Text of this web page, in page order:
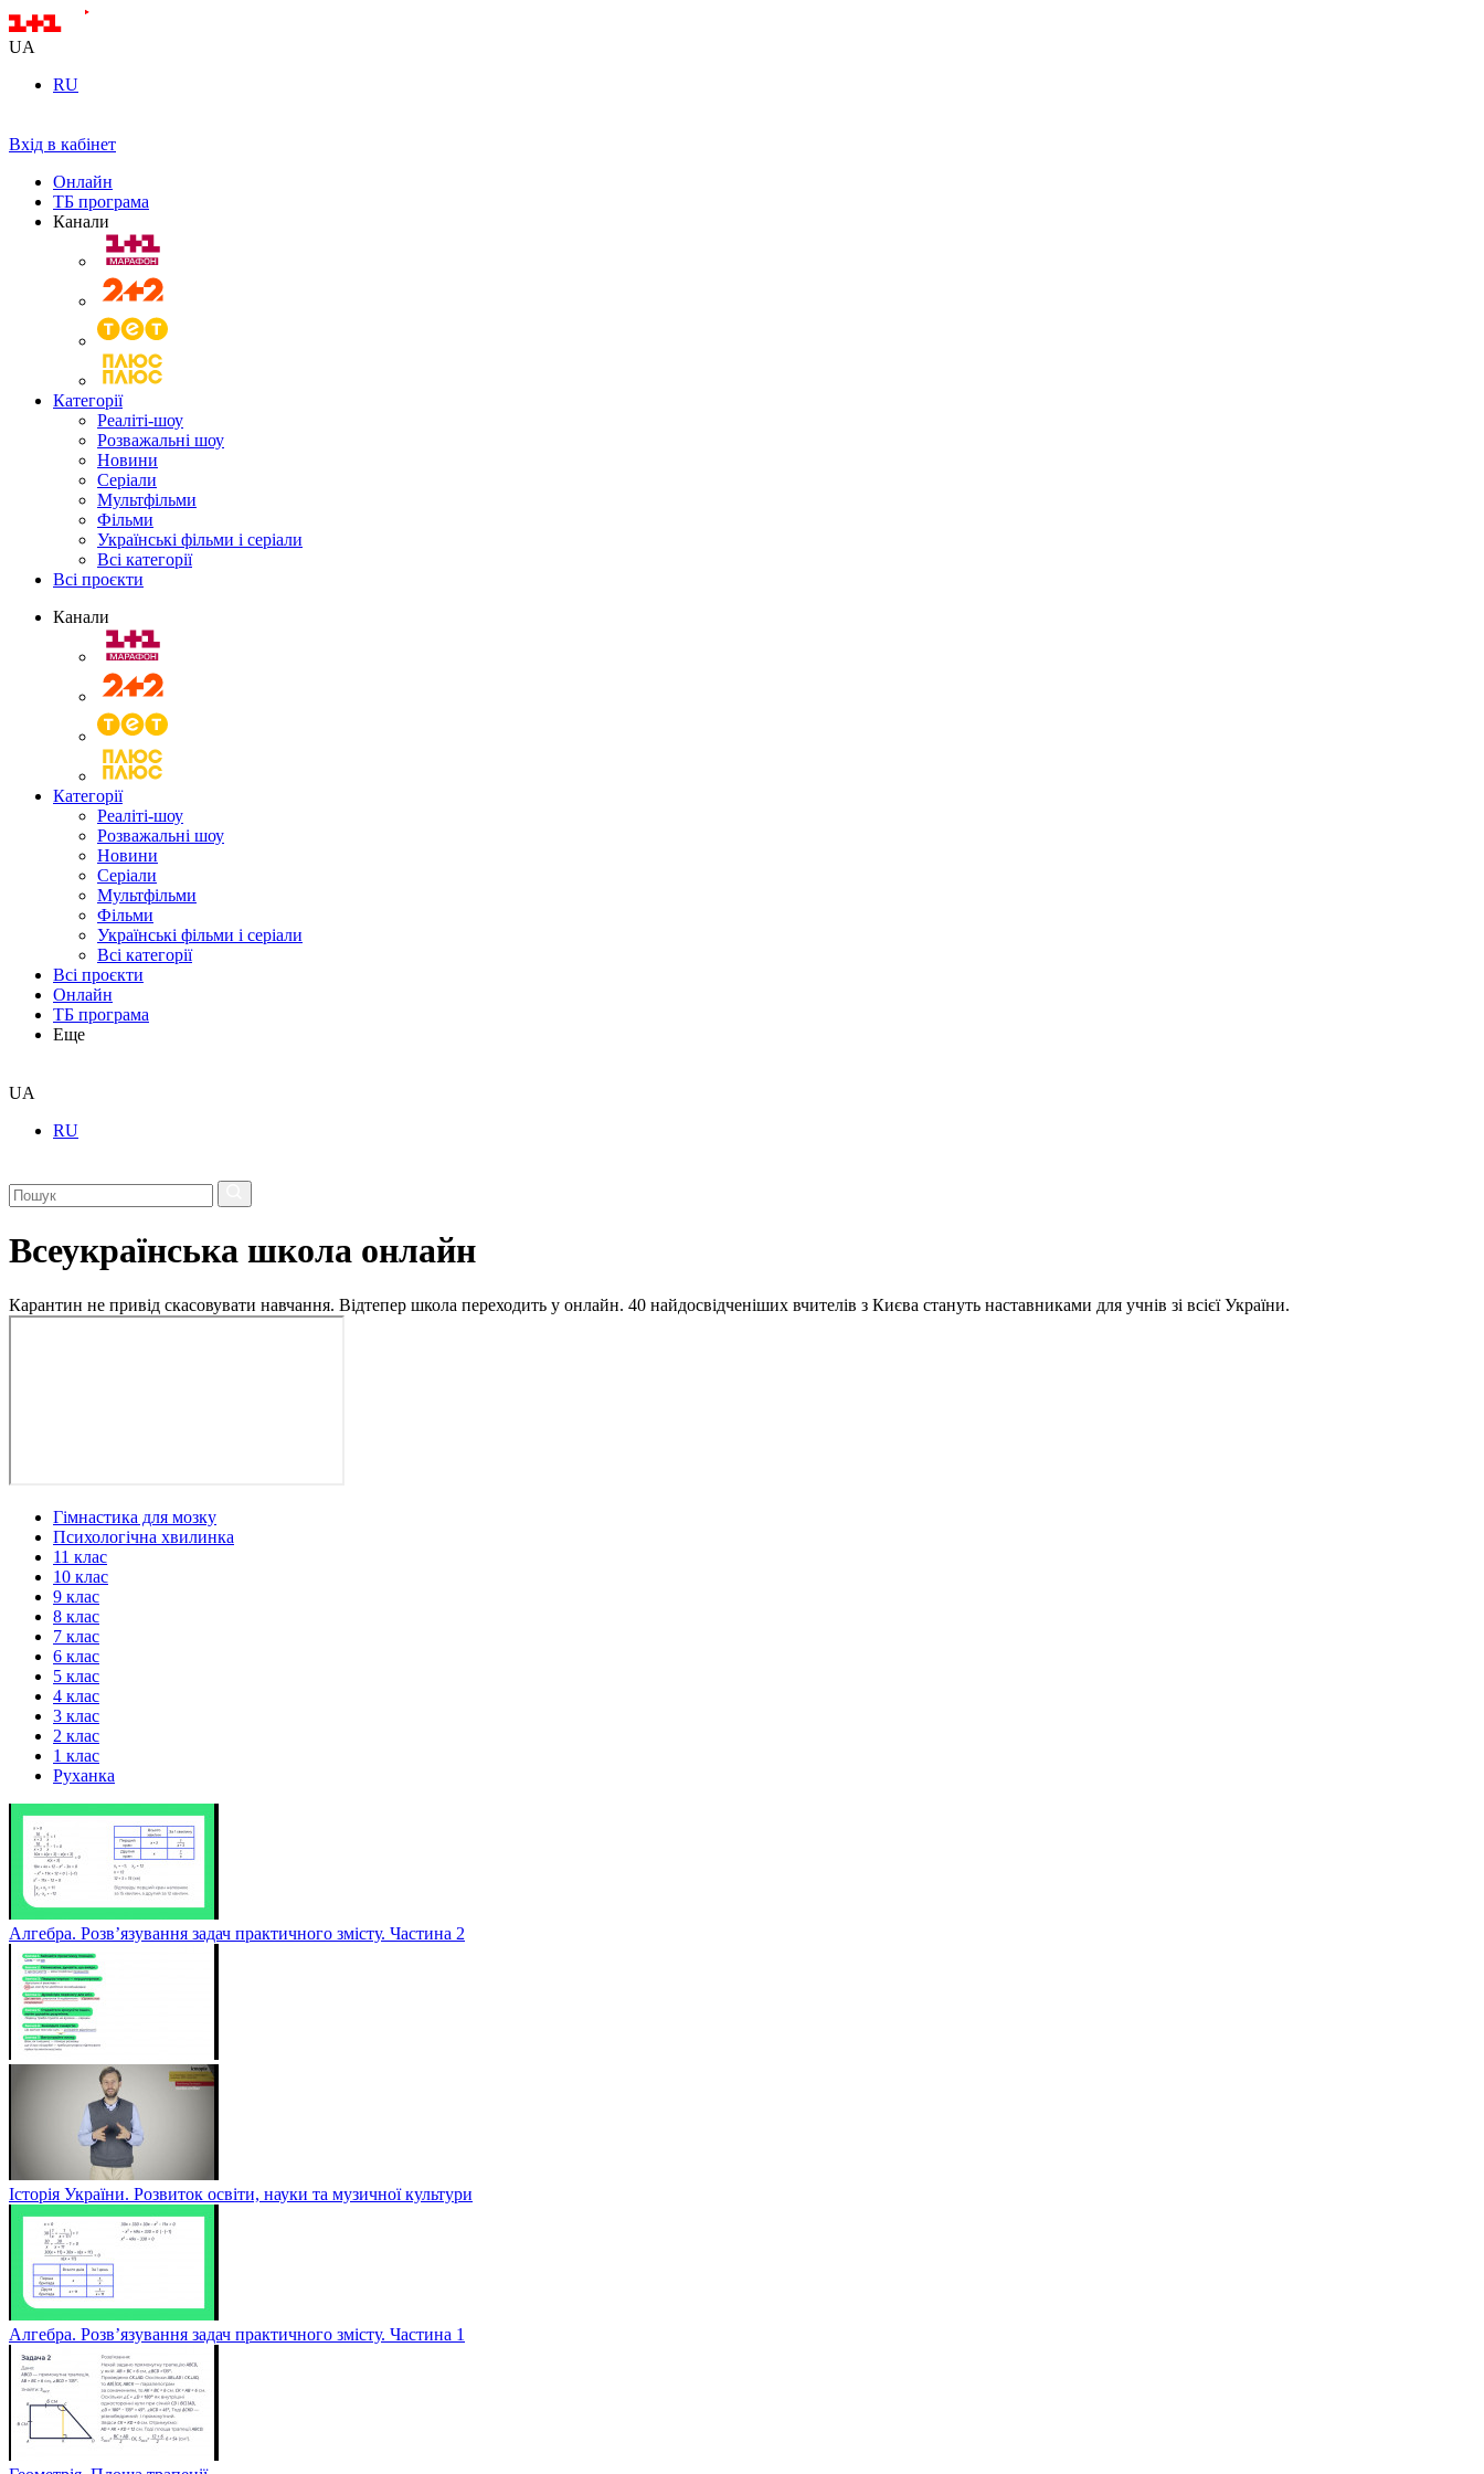
UA
RU
Вхід в кабінет
Онлайн
ТБ програма
Канали
Категорії
Реаліті-шоу
Розважальні шоу
Новини
Серіали
Мультфільми
Фільми
Українські фільми і серіали
Всі категорії
Всі проєкти
Канали
Категорії
Реаліті-шоу
Розважальні шоу
Новини
Серіали
Мультфільми
Фільми
Українські фільми і серіали
Всі категорії
Всі проєкти
Онлайн
ТБ програма
Еще
UA
RU
Всеукраїнська школа онлайн
Карантин не привід скасовувати навчання. Відтепер школа переходить у онлайн. 40 найдосвідченіших вчителів з Києва стануть наставниками для учнів зі всієї України.
Гімнастика для мозку
Психологічна хвилинка
11 клас
10 клас
9 клас
8 клас
7 клас
6 клас
5 клас
4 клас
3 клас
2 клас
1 клас
Руханка
Алгебра. Розв’язування задач практичного змісту. Частина 2
Історія України. Розвиток освіти, науки та музичної культури
Алгебра. Розв’язування задач практичного змісту. Частина 1